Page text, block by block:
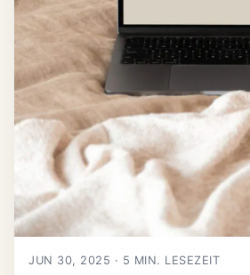
JUN 30, 2025 · 5 MIN. LESEZEIT